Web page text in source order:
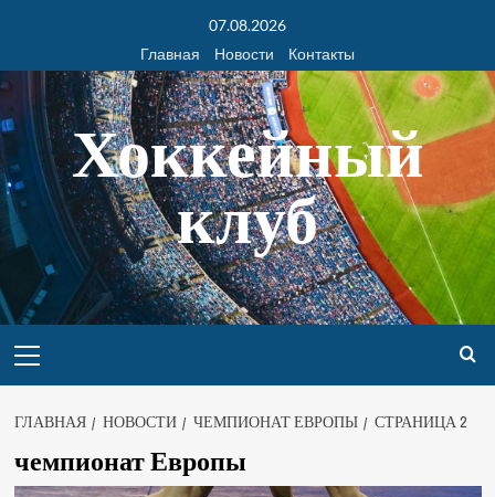
07.08.2026
Главная
Новости Контакты
Хоккейный
клуб
ГЛАВНАЯ НОВОСТИ ЧЕМПИОНАТ ЕВРОПЫ СТРАНИЦА 2
чемпионат Европы